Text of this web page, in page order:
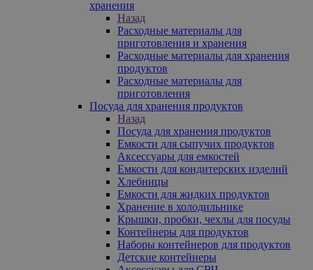
хранения
Назад
Расходные материалы для
приготовления и хранения
Расходные материалы для хранения
продуктов
Расходные материалы для
приготовления
Посуда для хранения продуктов
Назад
Посуда для хранения продуктов
Емкости для сыпучих продуктов
Аксессуары для емкостей
Емкости для кондитерских изделий
Хлебницы
Емкости для жидких продуктов
Хранение в холодильнике
Крышки, пробки, чехлы для посуды
Контейнеры для продуктов
Наборы контейнеров для продуктов
Детские контейнеры